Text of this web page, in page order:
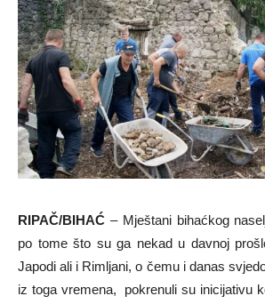
RIPAČ/BIHAĆ – Mještani bihaćkog
po tome što su ga nekad u davnoj
Japodi ali i Rimljani, o čemu i danas
iz toga vremena, pokrenuli su inicijativu